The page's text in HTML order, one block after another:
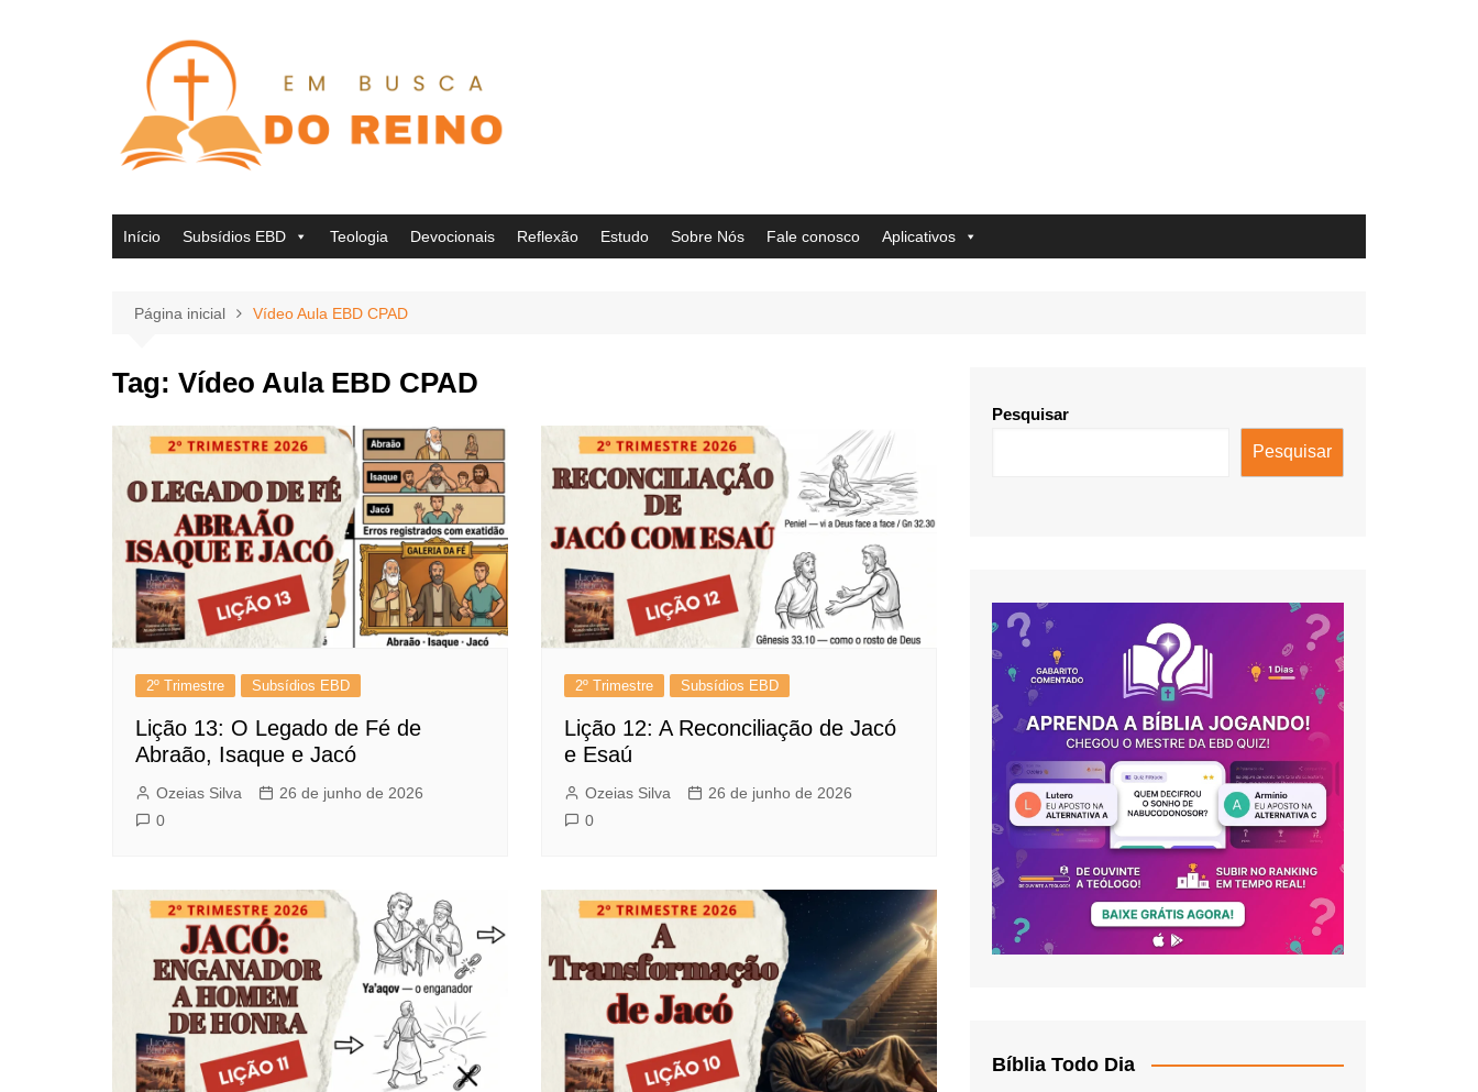
Início Subsídios EBD Teologia Devocionais Reflexão Estudo Sobre Nós Fale conosco Aplicativos
Página inicial Vídeo Aula EBD CPAD
Tag: Vídeo Aula EBD CPAD
2º Trimestre Subsídios EBD
Lição 13: O Legado de Fé de
Abraão, Isaque e Jacó
Ozeias Silva
26 de junho de 2026
0
2º Trimestre Subsídios EBD
Lição 12: A Reconciliação de Jacó
e Esaú
Ozeias Silva
26 de junho de 2026
0
Pesquisar
Pesquisar
Bíblia Todo Dia